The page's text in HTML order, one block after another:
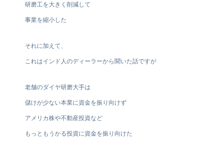
研磨工を大きく削減して
事業を縮小した
それに加えて、
これはインド人のディーラーから聞いた話ですが
老舗のダイヤ研磨大手は
儲けが少ない本業に資金を振り向けず
アメリカ株や不動産投資など
もっともうかる投資に資金を振り向けた